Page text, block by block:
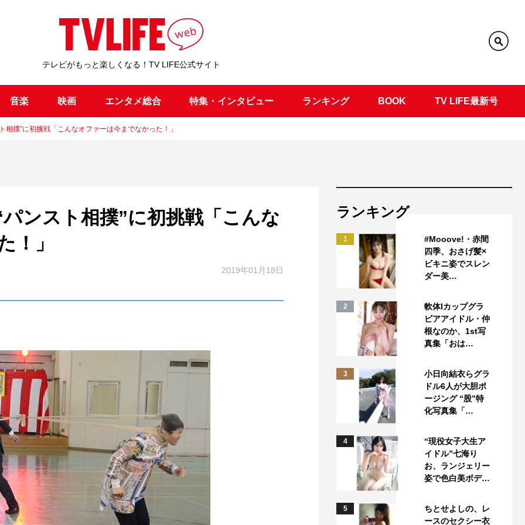
テレビがもっと楽しくなる！TV LIFE公式サイト
音楽 映画 エンタメ総合 特集・インタビュー ランキング BOOK TV LIFE最新号
相撲”に初挑戦「こんなオファーは今までなかった！」
ンスト相撲”に初挑戦「こんな
！」
2019年01月18日
ランキング
1
#Mooove!・赤間
四季、おさげ髪×
ビキニ姿でスレン
ダー美…
2
軟体Iカップグラ
ビアアイドル・仲
根なのか、1st写
真集「おは…
3
小日向結衣らグラ
ドル6人が大胆ポ
ージング “股”特
化写真集「…
4
“現役女子大生ア
イドル”七海り
お、ランジェリー
姿で色白美ボデ…
5
ちとせよしの、レ
ースのセクシー衣